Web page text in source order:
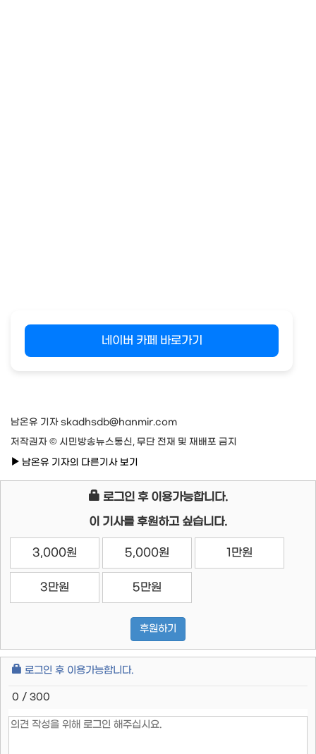
네이버 카페 바로가기
남온유 기자 skadhsdb@hanmir.com
저작권자 © 시민방송뉴스통신, 무단 전재 및 재배포 금지
남온유 기자의 다른기사 보기
로그인 후 이용가능합니다.
이 기사를 후원하고 싶습니다.
3,000원 5,000원 1만원
3만원 5만원
후원하기
로그인 후 이용가능합니다.
0 / 300